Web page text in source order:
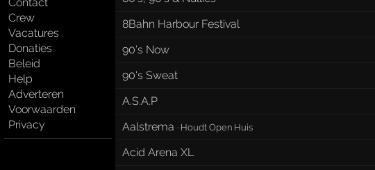
Crew
Vacatures
Donaties
Beleid
Help
Adverteren
Voorwaarden
Privacy
8Bahn Harbour Festival
90's Now
90's Sweat
A.S.A.P
Aalstrema · Houdt Open Huis
Acid Arena XL